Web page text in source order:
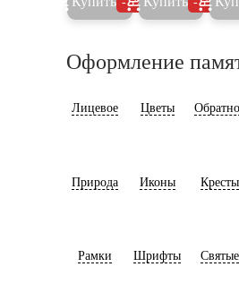
Оформление
Лицевое Цветы
Природа Иконы Кресты
Рамки Шрифты Святые